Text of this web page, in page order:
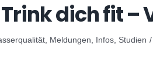
dich fit –
Meldungen, Infos, Studien